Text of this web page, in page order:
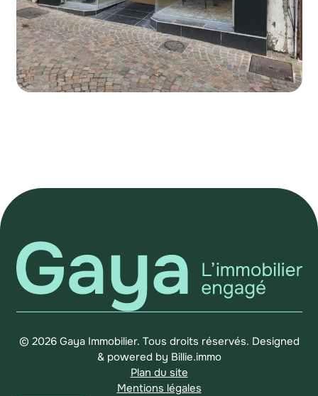
© 2026 Gaya Immobilier. Tous droits réservés. Designed
& powered by Billie.immo
Plan du site
Mentions légales